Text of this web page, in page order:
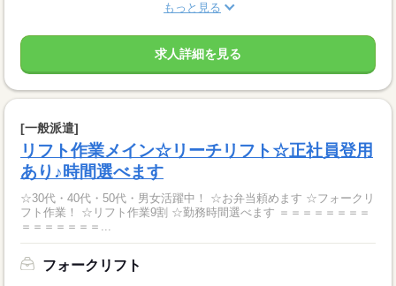
もっと見る
求人詳細を見る
[一般派遣]
リフト作業メイン☆リーチリフト☆正社員登用
あり♪時間選べます
☆30代・40代・50代・男女活躍中！ ☆お弁当頼めます ☆フォークリ
フト作業！ ☆リフト作業9割 ☆勤務時間選べます ＝＝＝＝＝＝＝＝
＝＝＝＝＝＝＝...
フォークリフト